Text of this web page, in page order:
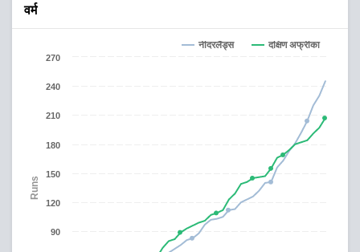
वर्म
Runs
नीदरलैंड्स दक्षिण अफ्रीका
90
120
150
180
210
240
270